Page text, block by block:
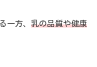
一方、 乳の品質や健康